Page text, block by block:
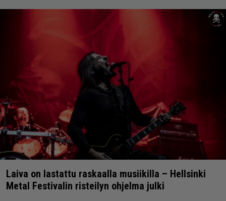
Laiva on lastattu raskaalla musiikilla – Hellsinki
Metal Festivalin risteilyn ohjelma julki